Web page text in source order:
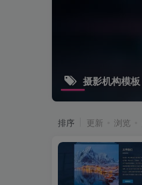
摄影机构模板
排序 更新 浏览